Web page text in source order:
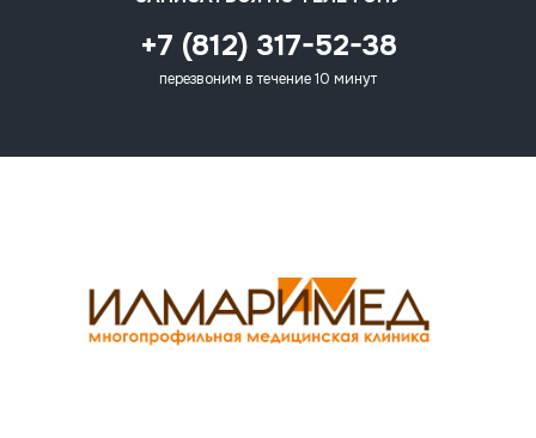
+7 (812) 317-52-38
перезвоним в течение 10 минут